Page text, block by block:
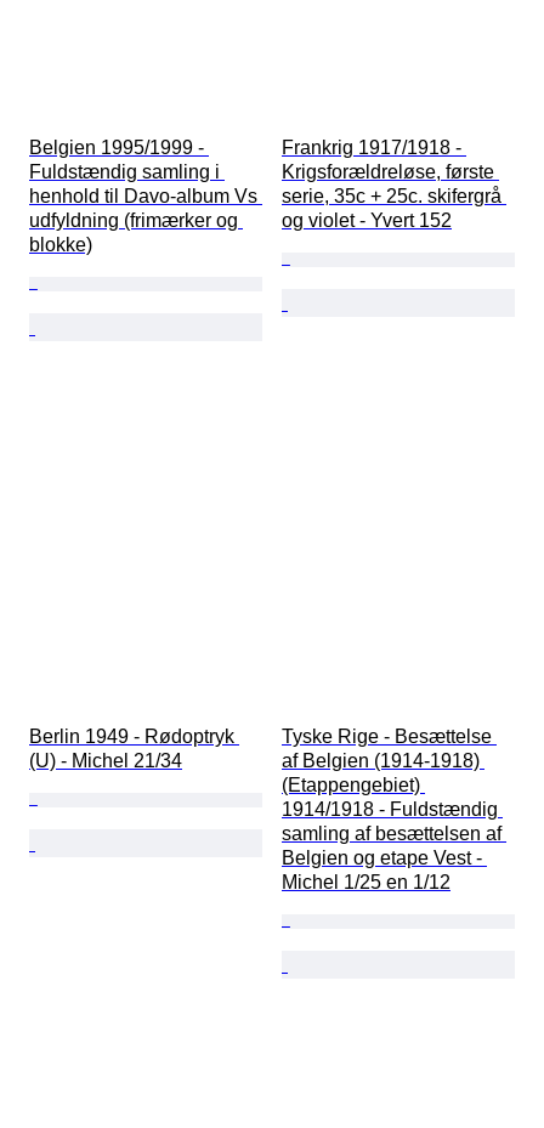
Belgien 1995/1999 -
Fuldstændig samling i
henhold til Davo-album Vs
udfyldning (frimærker og
blokke)
Frankrig 1917/1918 -
Krigsforældreløse, første
serie, 35c + 25c. skifergrå
og violet - Yvert 152
Berlin 1949 - Rødoptryk
(U) - Michel 21/34
Tyske Rige - Besættelse
af Belgien (1914-1918)
(Etappengebiet)
1914/1918 - Fuldstændig
samling af besættelsen af
Belgien og etape Vest -
Michel 1/25 en 1/12